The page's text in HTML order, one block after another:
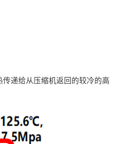
递给从压缩机返回的较冷的高